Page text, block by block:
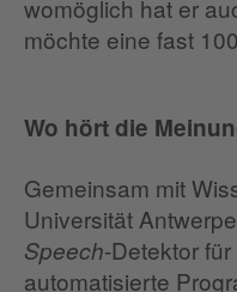
womöglich hat er
möchte eine fast
Wo hört die
Gemeinsam mit
Universität
Speech-Detektor
automatisierte